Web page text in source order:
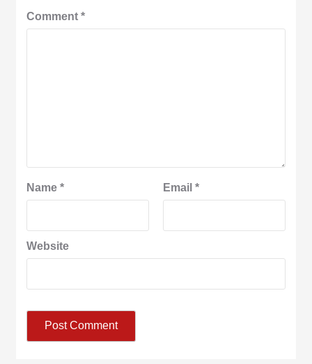
Comment*
Name* Email *
Website